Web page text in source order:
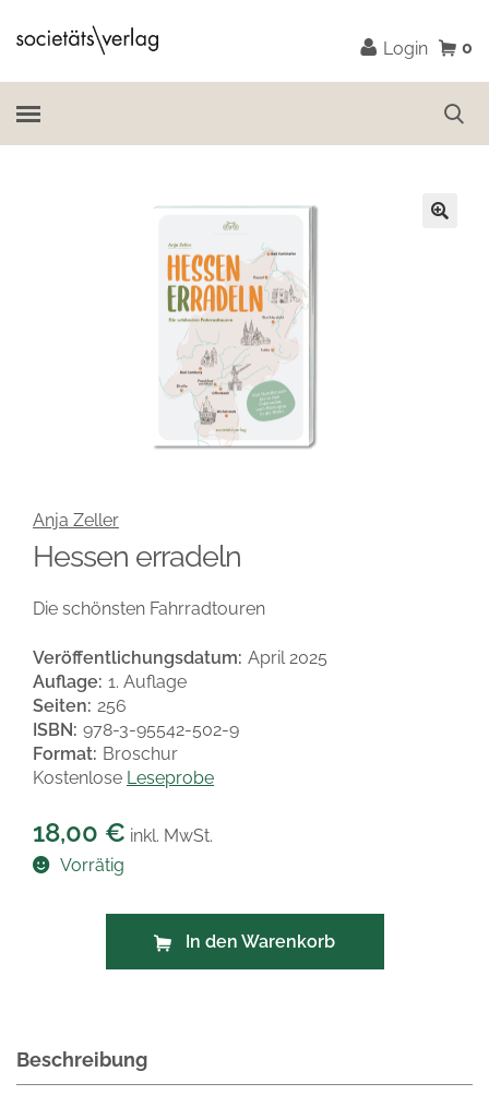
Login 0
Anja Zeller
Hessen erradeln
Die schönsten Fahrradtouren
Veröffentlichungsdatum: April 2025
Auflage: 1. Auflage
Seiten: 256
ISBN: 978-3-95542-502-9
Format: Broschur
Kostenlose Leseprobe
18,00 € inkl. MwSt.
Vorrätig
In den Warenkorb
Beschreibung